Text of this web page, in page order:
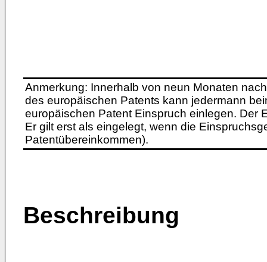
Anmerkung: Innerhalb von neun Monaten
des europäischen Patents kann jedermann
europäischen Patent Einspruch einlegen. Der
Er gilt erst als eingelegt, wenn die
Patentübereinkommen).
Beschreibung